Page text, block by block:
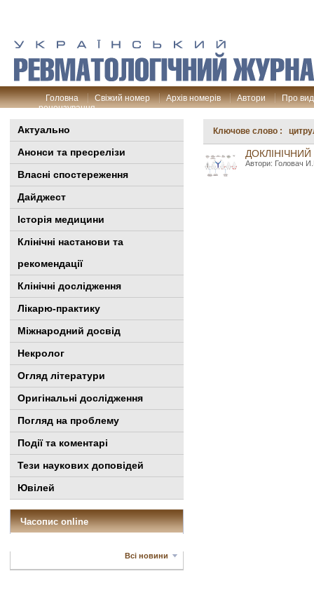
Головна Свіжий номер Архів номерів Автори
Про
рецензування
Актуально
Анонси та пресрелізи
Власні спостереження
Дайджест
Історія медицини
Клінiчні настанови та
рекомендації
Клінічні дослідження
Лікарю-практику
Міжнародний досвід
Некролог
Огляд літератури
Оригінальні дослідження
Погляд на проблему
Події та коментарі
Тези наукових доповідей
Ювілей
Часопис online
Всі новини
Ключове слово :
Автори: Головач